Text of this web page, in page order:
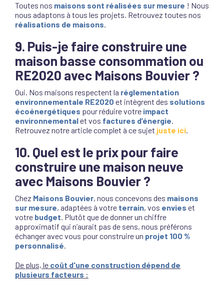
Toutes nos maisons sont réalisées sur mesure ! Nous
nous adaptons à tous les projets. Retrouvez toutes nos
réalisations de maisons.
9. Puis-je faire construire une
maison basse consommation ou
RE2020 avec Maisons Bouvier ?
Oui. Nos maisons respectent la réglementation
environnementale RE2020 et intègrent des solutions
écoénergétiques pour réduire votre impact
environnementalet vos factures d’énergie.
Retrouvez notre article complet à ce sujet juste ici.
10. Quel est le prix pour faire
construire une maison neuve
avec Maisons Bouvier ?
Chez Maisons Bouvier, nous concevons des maisons
sur mesure, adaptées à votre terrain, vos envies et
votre budget. Plutôt que de donner un chiffre
approximatif qui n’aurait pas de sens, nous préférons
échanger avec vous pour construire un projet 100 %
personnalisé.
De plus, le coût d'une construction dépend de
plusieurs facteurs :